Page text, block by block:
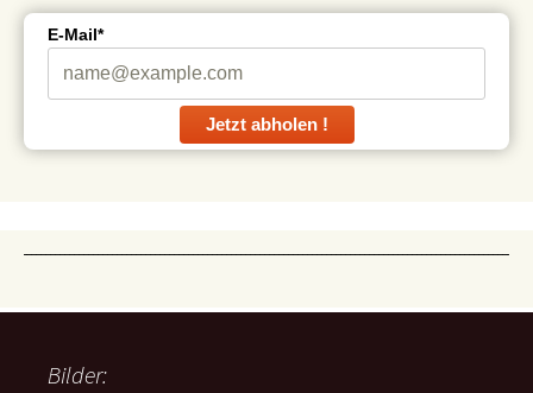
E-Mail*
Jetzt abholen !
Bilder: